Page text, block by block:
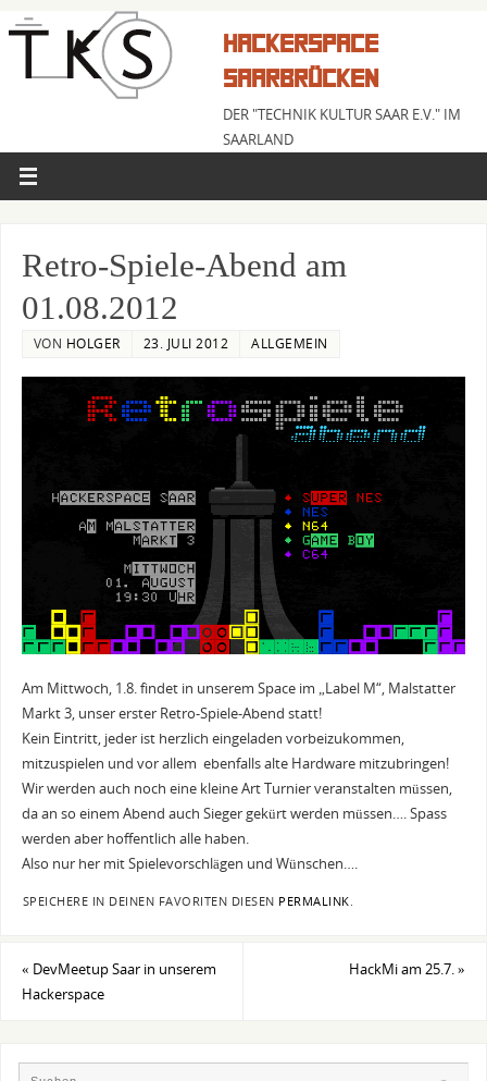
HACKERSPACE
SAARBRÜCKEN
DER "TECHNIK KULTUR SAAR E.V." IM
SAARLAND
Retro-Spiele-Abend am
01.08.2012
VON HOLGER 23. JULI 2012 ALLGEMEIN
Am Mittwoch, 1.8. findet in unserem Space im „Label M“, Malstatter
Markt 3, unser erster Retro-Spiele-Abend statt!
Kein Eintritt, jeder ist herzlich eingeladen vorbeizukommen,
mitzuspielen und vor allem ebenfalls alte Hardware mitzubringen!
Wir werden auch noch eine kleine Art Turnier veranstalten müssen,
da an so einem Abend auch Sieger gekürt werden müssen…. Spass
werden aber hoffentlich alle haben.
Also nur her mit Spielevorschlägen und Wünschen….
SPEICHERE IN DEINEN FAVORITEN DIESEN PERMALINK.
« DevMeetup Saar in unserem
Hackerspace
HackMi am 25.7.»